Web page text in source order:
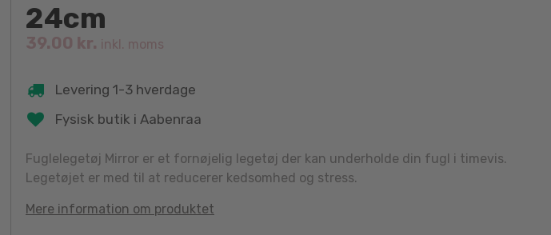
24cm
39.00 kr. inkl. moms
Levering 1-3 hverdage
Fysisk butik i Aabenraa
Fuglelegetøj Mirror er et fornøjelig legetøj der kan underholde din fugl i timevis.
Legetøjet er med til at reducerer kedsomhed og stress.
Mere information om produktet